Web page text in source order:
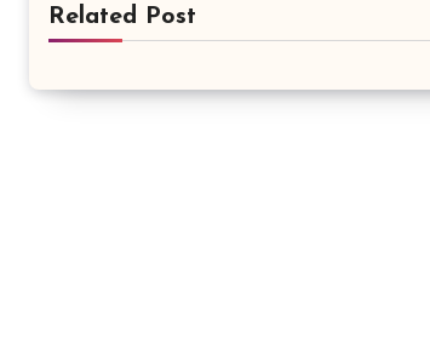
Related Post